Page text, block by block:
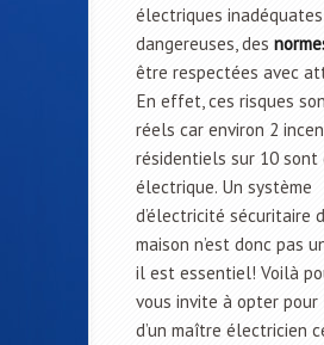
électriques
dangereuses, des
être respectées avec
En effet, ces risques
réels car environ 2
résidentiels sur 10 sont
électrique. Un système
d’électricité sécuritaire
maison n’est donc pas
il est essentiel! Voilà
vous invite à opter
d’un maître électricien